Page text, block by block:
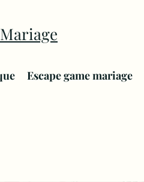
Escape game mariage